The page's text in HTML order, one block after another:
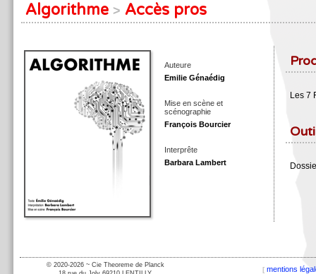
Algorithme > Accès pros
Auteure
Emilie Génaédig
Mise en scène et
scénographie
François Bourcier
Interprête
Barbara Lambert
Les 7
[ mentions